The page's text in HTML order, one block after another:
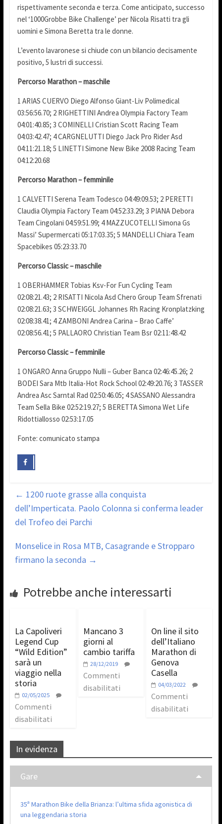
rispettivamente seconda e terza. Come anticipato, successo
nel ‘1000Grobbe Bike Challenge’ per Nicola Risatti tra gli
uomini e Simona Beretta tra le donne.
L’evento lavaronese si chiude con un bilancio decisamente
positivo, 5 lustri di successi.
Percorso Marathon – maschile
1 ARIAS CUERVO Diego Alfonso Giant-Liv Polimedical
03:56:56.70; 2 RIGHETTINI Andrea Olympia Factory Team
04:01:40.85; 3 COMINELLI Cristian Scott Racing Team
04:03:42.47; 4 CARGNELUTTI Diego Jack Pro Rider Asd
04:11:21.18; 5 LINETTI Simone New Bike 2008 Racing Team
04:12:20.68
Percorso Marathon – femminile
1 CALVETTI Serena Team Todesco 04:49:09.53; 2 PERETTI
Claudia Olympia Factory Team 04:52:33.29; 3 PIANA Debora
Team Cingolani 04:59:51.99; 4 MAZZUCOTELLI Simona Gs
Massi’ Supermercati 05:17:03.35; 5 MANDELLI Chiara Team
Spacebikes 05:23:33.70
Percorso Classic – maschile
1 OBERHAMMER Tobias Ksv-For Fun Cycling Team
02:08:21.43; 2 RISATTI Nicola Asd Chero Group Team Sfrenati
02:08:21.63; 3 SCHWEIGGL Johannes Rh Racing Kronplatzking
02:08:38.41; 4 ZAMBONI Andrea Carina – Brao Caffe’
02:08:56.41; 5 PALLAORO Christian Team Bsr 02:11:48.42
Percorso Classic – femminile
1 ONGARO Anna Gruppo Nulli – Guber Banca 02:46:45.26; 2
BODEI Sara Mtb Italia-Hot Rock School 02:49:20.76; 3 TASSER
Andrea Asc Sarntal Rad 02:50:46.05; 4 SASSANO Alessandra
Team Sella Bike 02:52:19.27; 5 BERETTA Simona Wet Life
Ridottiallosso 02:53:17.05
Fonte: comunicato stampa
← 1200 ruote grasse alla conquista
dell’Imperticata. Paolo Colonna si conferma leader
del Trofeo dei Parchi
Monselice in Rosa MTB, Casagrande e Stropparo
firmano la seconda →
Potrebbe anche interessarti
La Capoliveri
Legend Cup
“Wild Edition”
sarà un
viaggio nella
storia
02/05/2025
Commenti
disabilitati
Mancano 3
giorni al
cambio tariffa
28/12/2019
Commenti
disabilitati
On line il sito
dell’Italiano
Marathon di
Genova
Casella
04/03/2022
Commenti
disabilitati
In evidenza
Gare
35ª Marathon Bike della Brianza: l’ultima sfida agonistica di
una leggendaria storia